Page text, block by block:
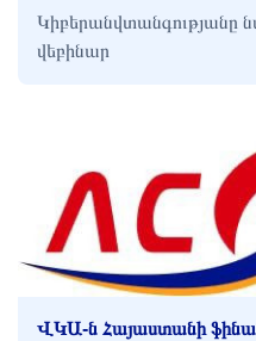
կիբերանվտանգության
Միկրոֆինանսական
Կիբերանվտանգությանը
վեբինար
ՎԿԱ-ն Հայաստանի